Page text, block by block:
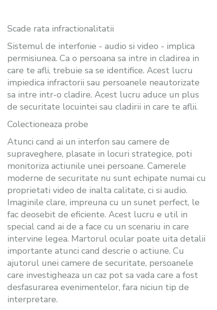
Scade rata infractionalitatii
Sistemul de interfonie - audio si video - implica
permisiunea. Ca o persoana sa intre in cladirea in
care te afli, trebuie sa se identifice. Acest lucru
impiedica infractorii sau persoanele neautorizate
sa intre intr-o cladire. Acest lucru aduce un plus
de securitate locuintei sau cladirii in care te aflii.
Colectioneaza probe
Atunci cand ai un interfon sau camere de
supraveghere, plasate in locuri strategice, poti
monitoriza actiunile unei persoane. Camerele
moderne de securitate nu sunt echipate numai cu
proprietati video de inalta calitate, ci si audio.
Imaginile clare, impreuna cu un sunet perfect, le
fac deosebit de eficiente. Acest lucru e util in
special cand ai de a face cu un scenariu in care
intervine legea. Martorul ocular poate uita detalii
importante atunci cand descrie o actiune. Cu
ajutorul unei camere de securitate, persoanele
care investigheaza un caz pot sa vada care a fost
desfasurarea evenimentelor, fara niciun tip de
interpretare.